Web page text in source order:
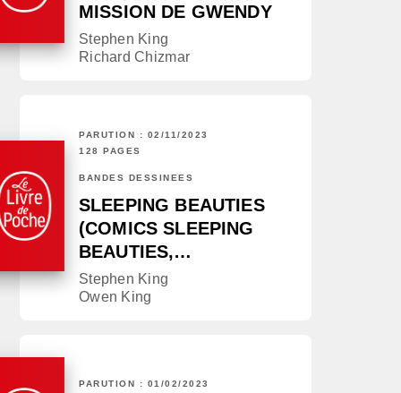
MISSION DE GWENDY
Stephen King
Richard Chizmar
PARUTION : 02/11/2023
128 PAGES
BANDES DESSINÉES
SLEEPING BEAUTIES
(COMICS SLEEPING
BEAUTIES,…
Stephen King
Owen King
PARUTION : 01/02/2023